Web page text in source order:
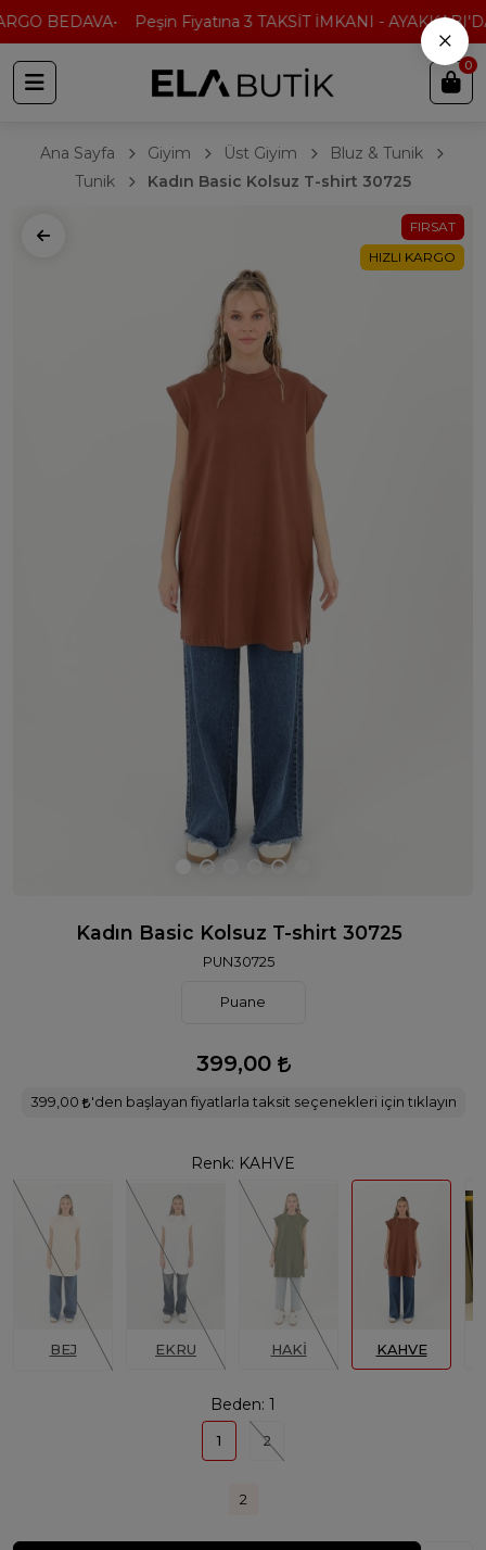
BEDAVA Peşin Fiyatına 3 TAKSİT İMKANI -
0
Ana Sayfa Giyim Üst Giyim
Bluz & Tunik
Tunik
Kadın Basic Kolsuz T-shirt 30725
FIRSAT
HIZLI KARGO
Kadın Basic Kolsuz T-shirt 30725
PUN30725
Puane
399,00
399,00 'den başlayan fiyatlarla taksit seçenekleri için tıklayın
Renk: KAHVE
BEJ EKRU HAKİ KAHVE
Beden: 1
1 2
2
×